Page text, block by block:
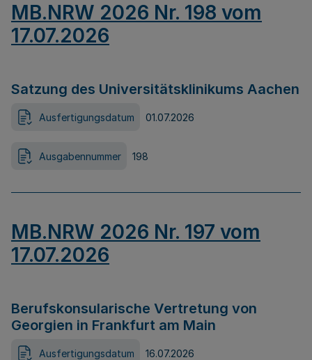
MB.NRW 2026 Nr. 198 vom
17.07.2026
Satzung des Universitätsklinikums Aachen
Ausfertigungsdatum 01.07.2026
Ausgabennummer 198
MB.NRW 2026 Nr. 197 vom
17.07.2026
Berufskonsularische Vertretung von
Georgien in Frankfurt am Main
Ausfertigungsdatum 16.07.2026